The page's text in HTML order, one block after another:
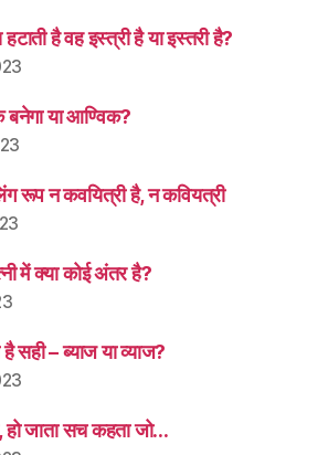
है वह इस्त्री है या इस्तरी है?
या आण्विक?
रूप न कवयित्री है, न कवियत्री
में क्या कोई अंतर है?
सही – ब्याज या व्याज?
हो जाता सच कहता जो…